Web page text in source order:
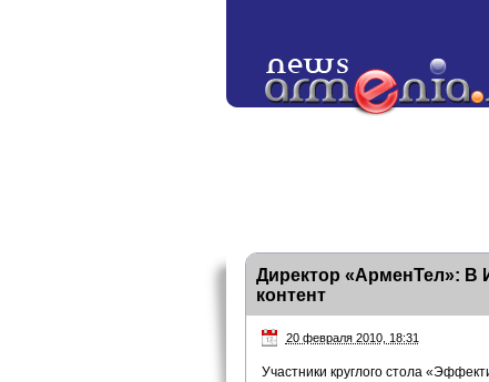
Директор «АрменТел»: В
контент
20 февраля 2010, 18:31
Участники круглого стола